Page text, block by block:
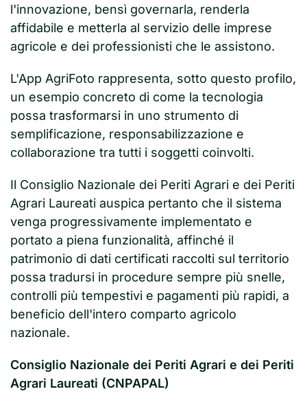
l'innovazione, bensì governarla, renderla
affidabile e metterla al servizio delle imprese
agricole e dei professionisti che le assistono.
L'App AgriFoto rappresenta, sotto questo profilo,
un esempio concreto di come la tecnologia
possa trasformarsi in uno strumento di
semplificazione, responsabilizzazione e
collaborazione tra tutti i soggetti coinvolti.
Il Consiglio Nazionale dei Periti Agrari e dei Periti
Agrari Laureati auspica pertanto che il sistema
venga progressivamente implementato e
portato a piena funzionalità, affinché il
patrimonio di dati certificati raccolti sul territorio
possa tradursi in procedure sempre più snelle,
controlli più tempestivi e pagamenti più rapidi, a
beneficio dell'intero comparto agricolo
nazionale.
Consiglio Nazionale dei Periti Agrari e dei Periti
Agrari Laureati (CNPAPAL)